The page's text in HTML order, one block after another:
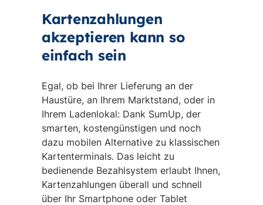
Kartenzahlungen
akzeptieren kann so
einfach sein
Egal, ob bei Ihrer Lieferung an der
Haustüre, an Ihrem Marktstand, oder in
Ihrem Ladenlokal: Dank SumUp, der
smarten, kostengünstigen und noch
dazu mobilen Alternative zu klassischen
Kartenterminals. Das leicht zu
bedienende Bezahlsystem erlaubt Ihnen,
Kartenzahlungen überall und schnell
über Ihr Smartphone oder Tablet